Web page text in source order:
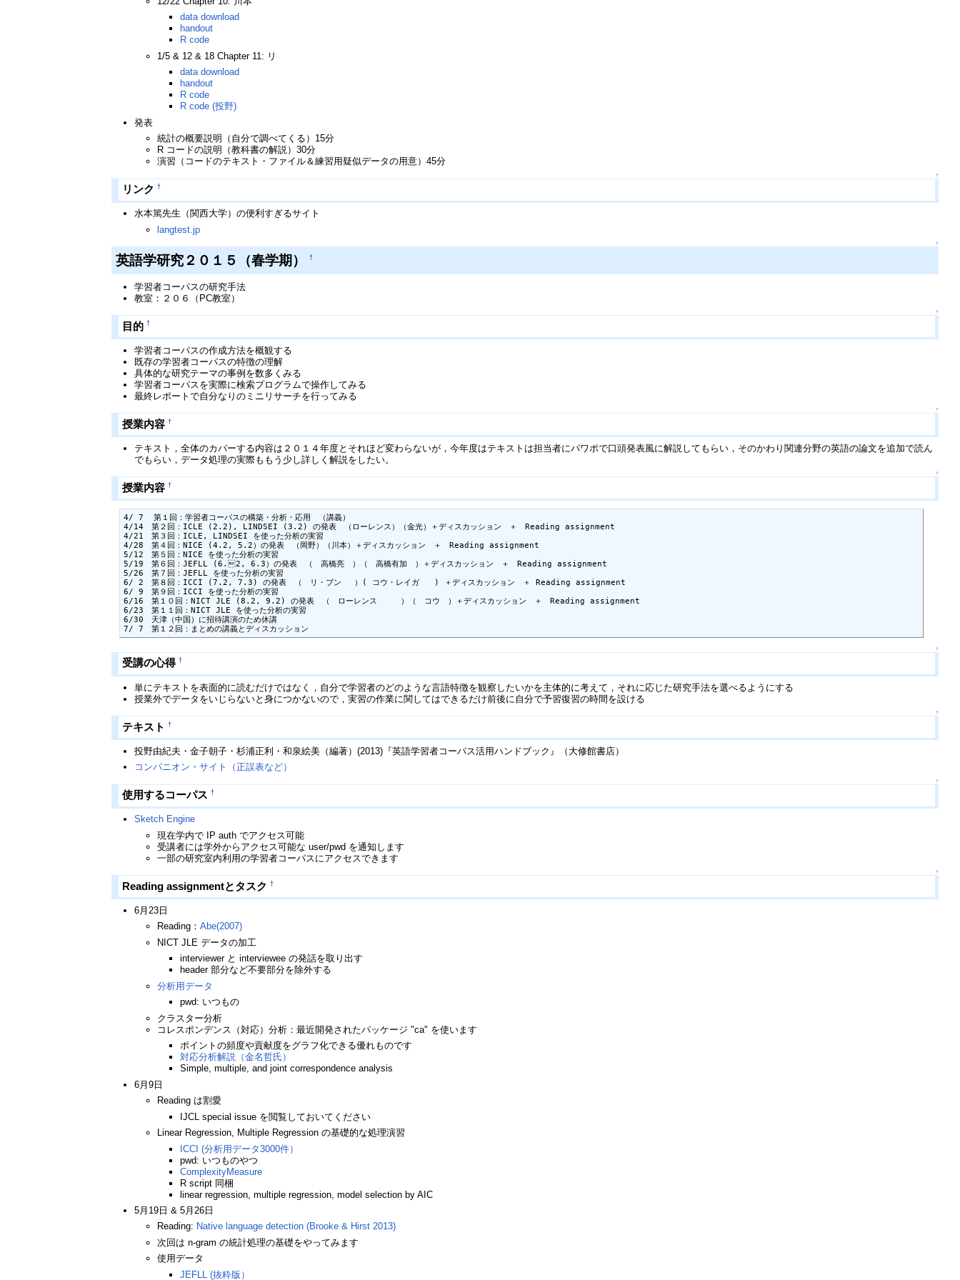
data download
handout
R code
1/5 & 12 & 18 Chapter 11: リ
data download
handout
R code
R code (投野)
発表
統計の概要説明（自分で調べてくる）15分
R コードの説明（教科書の解説）30分
演習（コードのテキスト・ファイル＆練習用疑似データの用意）45分
↑
リンク †
水本篤先生（関西大学）の便利すぎるサイト
langtest.jp
↑
英語学研究２０１５（春学期）†
学習者コーパスの研究手法
教室：２０６（PC教室）
↑
目的 †
学習者コーパスの作成方法を概観する
既存の学習者コーパスの特徴の理解
具体的な研究テーマの事例を数多くみる
学習者コーパスを実際に検索プログラムで操作してみる
最終レポートで自分なりのミニリサーチを行ってみる
↑
授業内容 †
テキスト，全体のカバーする内容は２０１４年度とそれほど変わらないが，今年度はテキストは担当者にパワポで口頭発表風に解説してもらい，そのかわり関連分野の英語の論文を追加で読ん
でもらい，データ処理の実際ももう少し詳しく解説をしたい。
↑
授業内容 †
4/ 7  第１回：学習者コーパスの構築・分析・応用　（講義）
4/14　第２回：ICLE (2.2), LINDSEI (3.2) の発表　（ローレンス）（金光）＋ディスカッション　＋　Reading assignment
4/21　第３回：ICLE, LINDSEI を使った分析の実習
4/28　第４回：NICE (4.2, 5.2）の発表　（岡野）（川本）＋ディスカッション　＋　Reading assignment
5/12　第５回：NICE を使った分析の実習
5/19　第６回：JEFLL (6.2, 6.3）の発表　（　高橋亮　）（　高橋有加　）＋ディスカッション　＋　Reading assignment
5/26　第７回：JEFLL を使った分析の実習
6/ 2　第８回：ICCI (7.2, 7.3) の発表　（　リ・ブン 　）( コウ・レイガ   ) ＋ディスカッション　＋ Reading assignment
6/ 9　第９回：ICCI を使った分析の実習
6/16　第１０回：NICT JLE (8.2, 9.2) の発表　（　ローレンス　　　）（　コウ　）＋ディスカッション　＋　Reading assignment
6/23　第１１回：NICT JLE を使った分析の実習
6/30　天津（中国）に招待講演のため休講
7/ 7　第１２回：まとめの講義とディスカッション
↑
受講の心得 †
単にテキストを表面的に読むだけではなく，自分で学習者のどのような言語特徴を観察したいかを主体的に考えて，それに応じた研究手法を選べるようにする
授業外でデータをいじらないと身につかないので，実習の作業に関してはできるだけ前後に自分で予習復習の時間を設ける
↑
テキスト †
投野由紀夫・金子朝子・杉浦正利・和泉絵美（編著）(2013)『英語学習者コーパス活用ハンドブック』（大修館書店）
コンパニオン・サイト（正誤表など）
↑
使用するコーパス †
Sketch Engine
現在学内で IP auth でアクセス可能
受講者には学外からアクセス可能な user/pwd を通知します
一部の研究室内利用の学習者コーパスにアクセスできます
↑
Reading assignmentとタスク †
6月23日
Reading：Abe(2007)
NICT JLE データの加工
interviewer と interviewee の発話を取り出す
header 部分など不要部分を除外する
分析用データ
pwd: いつもの
クラスター分析
コレスポンデンス（対応）分析：最近開発されたパッケージ "ca" を使います
ポイントの頻度や貢献度をグラフ化できる優れものです
対応分析解説（金名哲氏）
Simple, multiple, and joint correspondence analysis
6月9日
Reading は割愛
IJCL special issue を閲覧しておいてください
Linear Regression, Multiple Regression の基礎的な処理演習
ICCI (分析用データ3000件）
pwd: いつものやつ
ComplexityMeasure
R script 同梱
linear regression, multiple regression, model selection by AIC
5月19日 & 5月26日
Reading: Native language detection (Brooke & Hirst 2013)
次回は n-gram の統計処理の基礎をやってみます
使用データ
JEFLL (抜粋版）